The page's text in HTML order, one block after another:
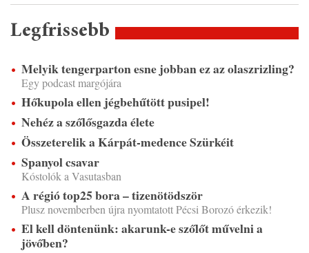
Legfrissebb
Melyik tengerparton esne jobban ez az olaszrizling?
Egy podcast margójára
Hőkupola ellen jégbehűtött pusipel!
Nehéz a szőlősgazda élete
Összeterelik a Kárpát-medence Szürkéit
Spanyol csavar
Kóstolók a Vasutasban
A régió top25 bora – tizenötödször
Plusz novemberben újra nyomtatott Pécsi Borozó érkezik!
El kell döntenünk: akarunk-e szőlőt művelni a
jövőben?